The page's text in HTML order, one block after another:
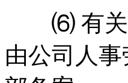
⑹ 有关工
由公司人